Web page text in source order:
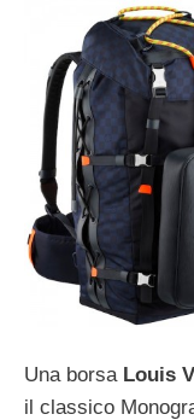
Una borsa Louis
il classico